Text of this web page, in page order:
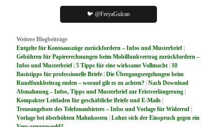
🐦 @FeryaGulcan
Weitere Blogbeiträge
Entgelte für Kontoauszüge zurückfordern – Infos und Musterbrief|
Gebühren für Papierrechnungen beim Mobilfunkvertrag zurückfordern –
Infos und Musterbrief|5 Tipps für eine wirksame Vollmacht | 10
Basistipps für professionelle Briefe |Die Übergangsregelungen beim
Rundfunkbeitrag enden – worauf gilt es zu achten? |Nach Download
Abmahnung – Infos, Tipps und Musterbrief zur Fristverlängerung |
Kompakter Leitfaden für geschäftliche Briefe und E-Mails |
Treueangebote des Telefonanbieters – Infos und Vorlage für Widerruf|
Vorlage bei überhöhten Mahnkosten |Lohnt sich der Einspruch gegen ein